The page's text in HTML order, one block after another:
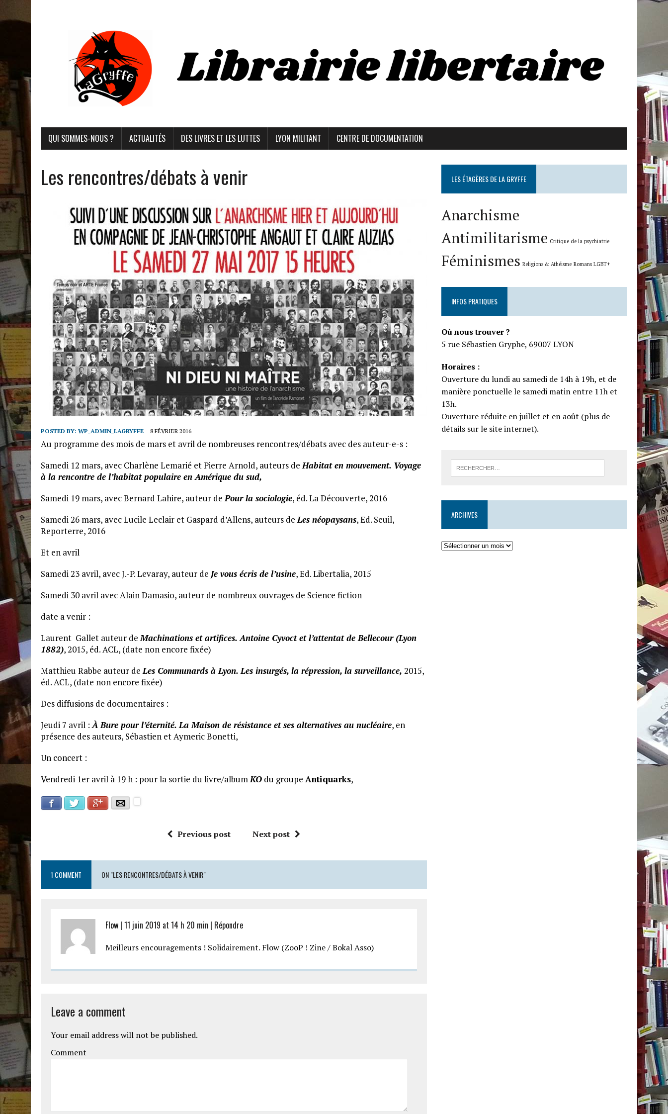
QUI SOMMES-NOUS ? ACTUALITÉS DES LIVRES ET LES LUTTES LYON MILITANT CENTRE DE DOCUMENTATION
Les rencontres/débats à venir
POSTED BY: WP_ADMIN_LAGRYFFE 8 FÉVRIER 2016
Au programme des mois de mars et avril de nombreuses rencontres/débats avec des auteur-e-s :
Samedi 12 mars, avec Charlène Lemarié et Pierre Arnold, auteurs deHabitat en mouvement. Voyage
à la rencontre de l’habitat populaire en Amérique du sud,
Samedi 19 mars, avec Bernard Lahire, auteur dePour la sociologie, éd. La Découverte, 2016
Samedi 26 mars, avec Lucile Leclair et Gaspard d’Allens, auteurs deLes néopaysans, Ed. Seuil,
Reporterre, 2016
Et en avril
Samedi 23 avril, avec J.-P. Levaray, auteur de Je vous écris de l’usine, Ed. Libertalia, 2015
Samedi 30 avril avec Alain Damasio, auteur de nombreux ouvrages de Science fiction
date a venir :
Laurent Gallet auteur deMachinations et artifices. Antoine Cyvoct et l’attentat de Bellecour (Lyon
1882), 2015, éd. ACL, (date non encore fixée)
Matthieu Rabbe auteur deLes Communards à Lyon. Les insurgés, la répression, la surveillance, 2015,
éd. ACL, (date non encore fixée)
Des diffusions de documentaires :
Jeudi 7 avril :À Bure pour l’éternité. La Maison de résistance et ses alternatives au nucléaire, en
présence des auteurs, Sébastien et Aymeric Bonetti,
Un concert :
Vendredi 1er avril à 19 h : pour la sortie du livre/albumKO du groupe Antiquarks,
FacebookTwitterGoogle+E-mail
Previous post Next post
1 COMMENT ON "LES RENCONTRES/DÉBATS À VENIR"
Flow | 11 juin 2019 at 14 h 20 min | Répondre
Meilleurs encouragements ! Solidairement. Flow (ZooP ! Zine / Bokal Asso)
Leave a comment
Your email address will not be published.
Comment
LES ÉTAGÈRES DE LA GRYFFE
Anarchisme
Antimilitarisme Critique de la psychiatrie
Féminismes Religions & Athéisme Romans LGBT+
INFOS PRATIQUES
Où nous trouver ?
5 rue Sébastien Gryphe, 69007 LYON
Horaires :
Ouverture du lundi au samedi de 14h à 19h, et de
manière ponctuelle le samedi matin entre 11h et
13h.
Ouverture réduite en juillet et en août (plus de
détails sur le site internet).
ARCHIVES